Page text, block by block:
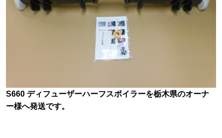
S660 ディフューザーハーフスポイラーを栃木県のオーナ
ー様へ発送です。